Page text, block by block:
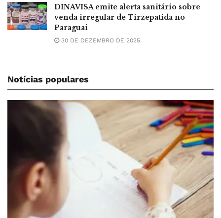
DINAVISA emite alerta sanitário sobre
venda irregular de Tirzepatida no
Paraguai
30 DE DEZEMBRO DE 2025
Notícias populares